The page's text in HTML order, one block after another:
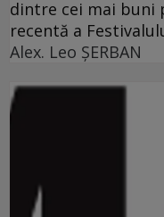
dintre cei mai buni
recentă a
Alex. Leo ŞERBAN